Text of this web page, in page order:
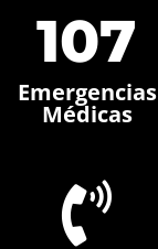
107
Emergencias
Médicas
